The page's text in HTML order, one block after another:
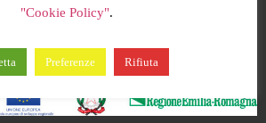
Login
"Cookie Policy".
Preferenze Rifiuta